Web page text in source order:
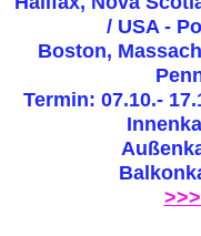
/ USA -
Boston,
Termin: 07.10.-